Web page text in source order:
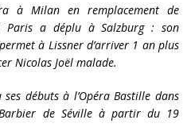
à Milan en remplacement de
Paris a déplu à Salzburg : son
à Lissner d’arriver 1 an plus
Nicolas Joël malade.
débuts à l’Opéra Bastille dans
de Séville à partir du 19